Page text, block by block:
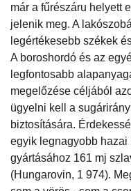
már a fűrészáru helyett
jelenik meg. A
legértékesebb székek
A boroshordó és az
legfontosabb
megelőzése céljából
ügyelni kell a
biztosítására.
egyik legnagyobb hazai
gyártásához 161 mj
(Hungarovin, 1 974).